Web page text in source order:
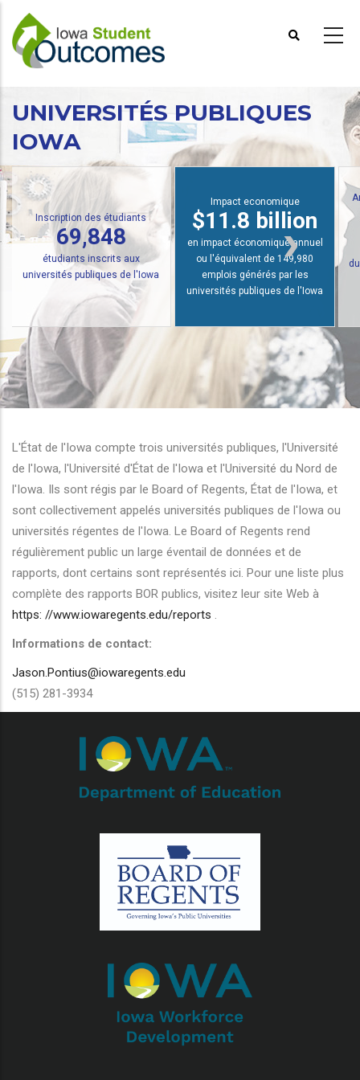
contenu
principal
actions supplémentaires
UNIVERSITÉS PUBLIQUES
IOWA
Impact economique
$11.8 billion
en impact économique annuel
ou l'équivalent de 149,980
emplois générés par les
universités publiques de l'Iowa
Analyse des investissements
$22,500 de
plus
du revenu annuel des diplômés
de l'Université publique de
l'Iowa
L'État de l'Iowa compte trois universités publiques, l'Université
de l'Iowa, l'Université d'État de l'Iowa et l'Université du Nord de
l'Iowa. Ils sont régis par le Board of Regents, État de l'Iowa, et
sont collectivement appelés universités publiques de l'Iowa ou
universités régentes de l'Iowa. Le Board of Regents rend
régulièrement public un large éventail de données et de
rapports, dont certains sont représentés ici. Pour une liste plus
complète des rapports BOR publics, visitez leur site Web à
https: //www.iowaregents.edu/reports .
Informations de contact:
Jason.Pontius@iowaregents.edu
(515) 281-3934